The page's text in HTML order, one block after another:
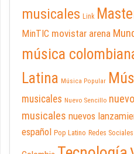
musicales Link
MinTIC movistar arena
música
Latina Música Popular
musicales Nuevo Sencillo
musicales nuevos
español Pop Latino Redes Sociales